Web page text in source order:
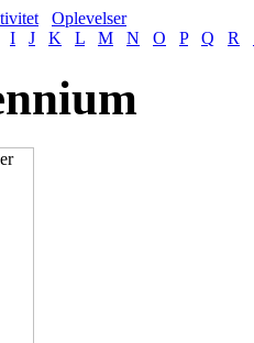
Oplevelser
I J K L M N O P Q R